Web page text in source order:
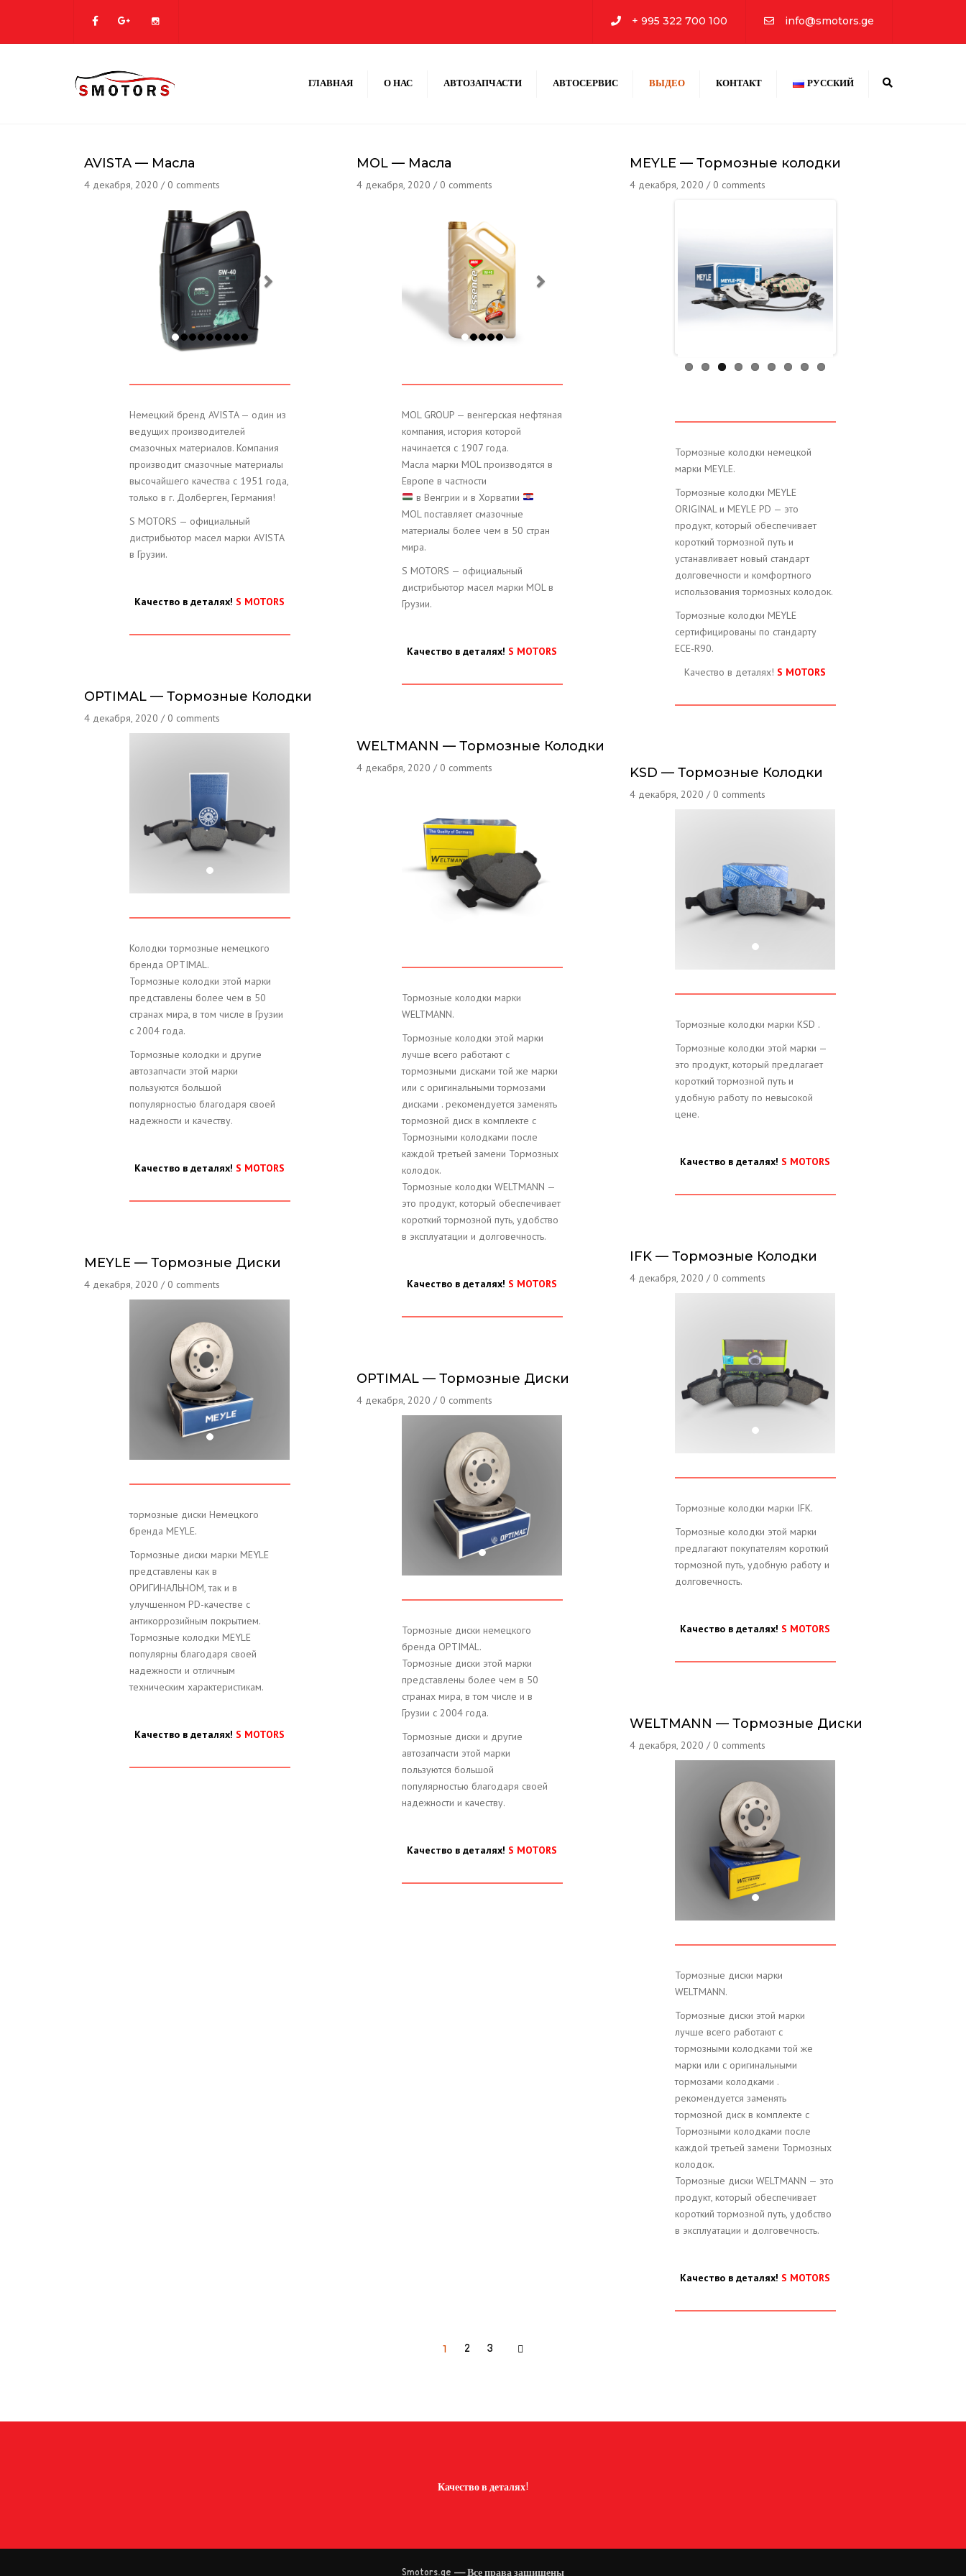
+ 995 322 700 100 info@smotors.ge
ГЛАВНАЯ О НАС АВТОЗАПЧАСТИ
ВОДЯНЫЕ ПОМПЫ
ТЕРМОСТАТИ
ПОДУШКИ ДВИГАТЕЛЯ
ХОДОВАЯ ЧАСТЬ
МАСЛА
ТОРМОЗНЫЕ ДИСКИ
ТОРМОЗНЫЕ КОЛОДКИ
СВЕЧИ ЗАЖИГАНИЯ
АВТОСЕРВИС ВЫДЕО КОНТАКТ РУССКИЙ
РУССКИЙ
AVISTA — Масла
4 декабря, 2020 / 0 comments
Немецкий бренд AVISTA — один из
ведущих производителей
смазочных материалов. Компания
производит смазочные материалы
высочайшего качества с 1951 года,
только в г. Долберген, Германия!
S MOTORS — официальный
дистрибьютор масел марки AVISTA
в Грузии.
Качество в деталях! S MOTORS
MOL — Масла
4 декабря, 2020 / 0 comments
MOL GROUP — венгерская нефтяная
компания, история которой
начинается с 1907 года.
Масла марки MOL производятся в
Европе в частности
в Венгрии и в Хорватии
MOL поставляет смазочные
материалы более чем в 50 стран
мира.
S MOTORS — официальный
дистрибьютор масел марки MOL в
Грузии.
Качество в деталях! S MOTORS
MEYLE — Тормозные колодки
4 декабря, 2020 / 0 comments
Тормозные колодки немецкой
марки MEYLE.
Тормозные колодки MEYLE
ORIGINAL и MEYLE PD — это
продукт, который обеспечивает
короткий тормозной путь и
устанавливает новый стандарт
долговечности и комфортного
использования тормозных колодок.
Тормозные колодки MEYLE
сертифицированы по стандарту
ECE-R90.
Качество в деталях! S МОТОRS
OPTIMAL — Тормозные Колодки
4 декабря, 2020 / 0 comments
Колодки тормозные немецкого
бренда OPTIMAL.
Тормозные колодки этой марки
представлены более чем в 50
странах мира, в том числе в Грузии
с 2004 года.
Тормозные колодки и другие
автозапчасти этой марки
пользуются большой
популярностью благодаря своей
надежности и качеству.
Качество в деталях! S MOTORS
WELTMANN — Тормозные Колодки
4 декабря, 2020 / 0 comments
Тормозные колодки марки
WELTMANN.
Тормозные колодки этой марки
лучше всего работают с
тормозными дисками той же марки
или с оригинальными тормозами
дисками . рекомендуется заменять
тормозной диск в комплекте с
Тормозными колодками после
каждой третьей замени Тормозных
колодок.
Тормозные колодки WELTMANN —
это продукт, который обеспечивает
короткий тормозной путь, удобство
в эксплуатации и долговечность.
Качество в деталях! S MOTORS
KSD — Тормозные Колодки
4 декабря, 2020 / 0 comments
Тормозные колодки марки KSD .
Тормозные колодки этой марки —
это продукт, который предлагает
короткий тормозной путь и
удобную работу по невысокой
цене.
Качество в деталях! S MOTORS
IFK — Тормозные Колодки
4 декабря, 2020 / 0 comments
Тормозные колодки марки IFK.
Тормозные колодки этой марки
предлагают покупателям короткий
тормозной путь, удобную работу и
долговечность.
Качество в деталях! S MOTORS
MEYLE — Тормозные Диски
4 декабря, 2020 / 0 comments
тормозные диски Немецкого
бренда MEYLE.
Тормозные диски марки MEYLE
представлены как в
ОРИГИНАЛЬНОМ, так и в
улучшенном PD-качестве с
антикоррозийным покрытием.
Тормозные колодки MEYLE
популярны благодаря своей
надежности и отличным
техническим характеристикам.
Качество в деталях! S MOTORS
OPTIMAL — Тормозные Диски
4 декабря, 2020 / 0 comments
Тормозные диски немецкого
бренда OPTIMAL.
Тормозные диски этой марки
представлены более чем в 50
странах мира, в том числе и в
Грузии с 2004 года.
Тормозные диски и другие
автозапчасти этой марки
пользуются большой
популярностью благодаря своей
надежности и качеству.
Качество в деталях! S MOTORS
WELTMANN — Тормозные Диски
4 декабря, 2020 / 0 comments
Тормозные диски марки
WELTMANN.
Тормозные диски этой марки
лучше всего работают с
тормозными колодками той же
марки или с оригинальными
тормозами колодками .
рекомендуется заменять
тормозной диск в комплекте с
Тормозными колодками после
каждой третьей замени Тормозных
колодок.
Тормозные диски WELTMANN — это
продукт, который обеспечивает
короткий тормозной путь, удобство
в эксплуатации и долговечность.
Качество в деталях! S MOTORS
1 2 3
Качество в деталях!
Smotors.ge — Все права защищены